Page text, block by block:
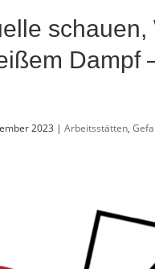
Dampf
2023 | Arbeitsstätten,